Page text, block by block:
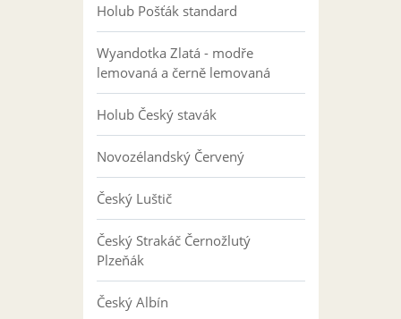
Holub Pošťák standard
Wyandotka Zlatá - modře
lemovaná a černě lemovaná
Holub Český stavák
Novozélandský Červený
Český Luštič
Český Strakáč Černožlutý
Plzeňák
Český Albín